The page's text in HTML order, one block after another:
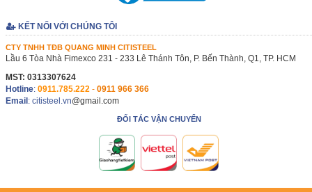
KẾT NỐI VỚI CHÚNG TÔI
CTY TNHH TĐB QUANG MINH CITISTEEL
Lầu 6 Tòa Nhà Fimexco 231 - 233 Lê Thánh Tôn, P. Bến Thành, Q1, TP. HCM
MST: 0313307624
Hotline: 0911.785.222 - 0911 966 366
Email: citisteel.vn@gmail.com
ĐỐI TÁC VẬN CHUYỂN